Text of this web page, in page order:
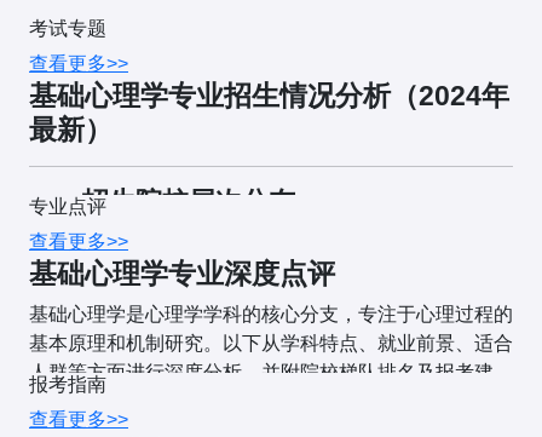
发展心理学
心理学应用：重点掌握实验设计、数据分析和理论应
用。
二、专业课（院校自主命题）
多数院校的基础心理学专业课为“心理学综合”，通常包
含以下内容：
1. 普通心理学（50-60分）
设计题（15分）
设计一个实验，研究"工作记忆容量对阅读理解的影
响"，要求包括实验假设、自变量与因变量、实验设
计类型、实验材料、实验程序。
2. 心理统计学（50分）
华东师范大学（2022年）
计算题（15分） ：
某研究测量了100名大学生的焦虑水平（X）和睡眠
质量（Y），已知ΣX=500，ΣY=300，ΣXY=1500，
ΣX²=3000，ΣY²=1000。求X与Y的皮尔逊相关系
数。
考试专题
查看更多>>
基础心理学专业招生情况分析（2024年
最新）
一、招生院校层次分布
院校层
次
代表院校
顶尖名
北京大学、清华大学、北京师
- 推免比例高
（60%-90%）
- 统考竞争激烈
专业点评
查看更多>>
基础心理学专业深度点评
基础心理学是心理学学科的核心分支，专注于心理过程的
基本原理和机制研究。以下从学科特点、就业前景、适合
人群等方面进行深度分析，并附院校梯队排名及报考建
议。
报考指南
查看更多>>